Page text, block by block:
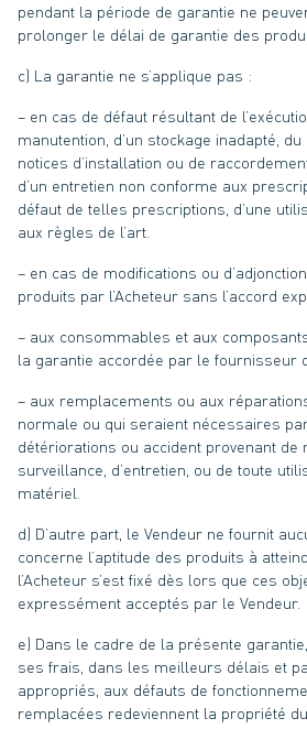
pendant la période de garantie ne
prolonger le délai de garantie des
c) La garantie ne s’applique pas :
– en cas de défaut résultant de
manutention, d’un stockage inadapté,
notices d’installation ou de
d’un entretien non conforme aux
défaut de telles prescriptions, d’une
aux règles de l’art.
– en cas de modifications ou
produits par l’Acheteur sans l’accord
– aux consommables et aux
la garantie accordée par le fournisseur
– aux remplacements ou aux
normale ou qui seraient nécessaires
détériorations ou accident provenant de
surveillance, d’entretien, ou de toute
matériel.
d) D’autre part, le Vendeur ne fournit
concerne l’aptitude des produits à
l’Acheteur s’est fixé dès lors que ces
expressément acceptés par le Vendeur.
e) Dans le cadre de la présente
ses frais, dans les meilleurs délais et
appropriés, aux défauts de
remplacées redeviennent la propriété du